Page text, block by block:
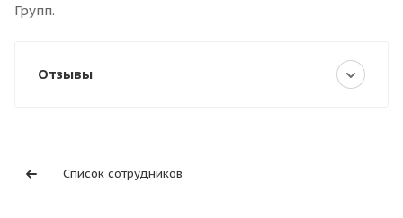
Групп.
Отзывы
Список сотрудников